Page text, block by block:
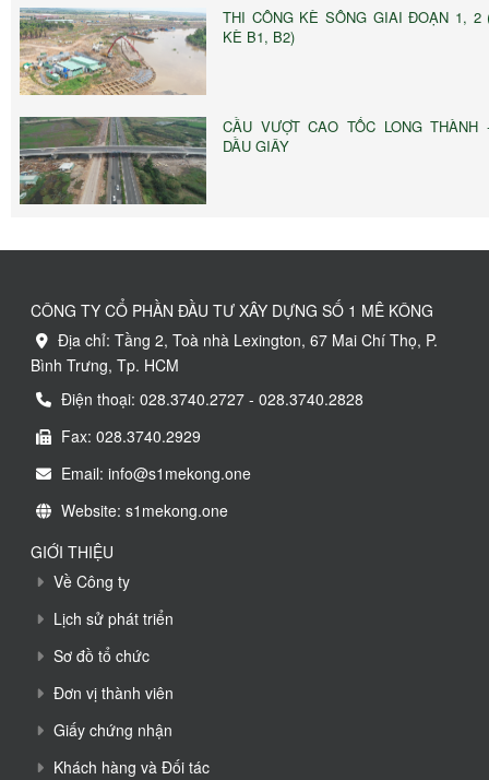
THI CÔNG KÈ SÔNG GIAI ĐOẠN 1, 2
KÈ B1, B2)
CẦU VƯỢT CAO TỐC LONG THÀNH
DẦU GIÂY
CÔNG TY CỔ PHẦN ĐẦU TƯ XÂY DỰNG SỐ 1 MÊ KÔNG
Địa chỉ: Tầng 2, Toà nhà Lexington, 67 Mai Chí Thọ, P.
Bình Trưng, Tp. HCM
Điện thoại: 028.3740.2727 - 028.3740.2828
Fax: 028.3740.2929
Email: info@s1mekong.one
Website: s1mekong.one
GIỚI THIỆU
Về Công ty
Lịch sử phát triển
Sơ đồ tổ chức
Đơn vị thành viên
Giấy chứng nhận
Khách hàng và Đối tác